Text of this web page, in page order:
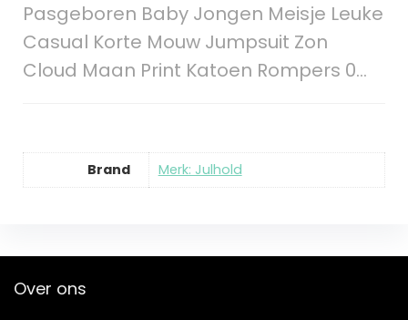
Pasgeboren Baby Jongen Meisje Leuke
Casual Korte Mouw Jumpsuit Zon
Cloud Maan Print Katoen Rompers 0…
Brand Merk: Julhold
Over ons